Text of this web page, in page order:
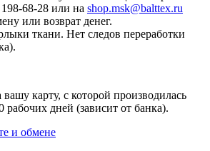
68-28 или на shop.msk@balttex.ru
или возврат денег.
ткани. Нет следов переработки
вашу карту, с которой производилась
рабочих дней (зависит от банка).
и обмене